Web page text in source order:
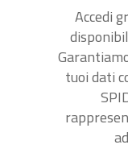
Accedi
tuoi dati